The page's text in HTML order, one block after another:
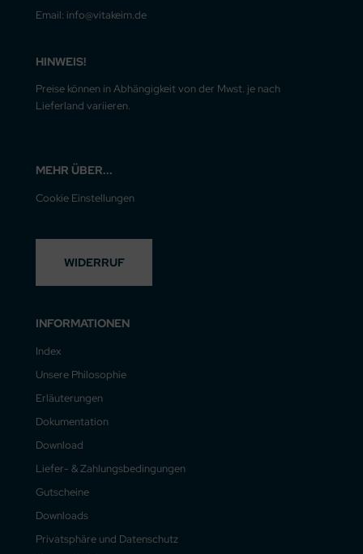
Email: info@vitakeim.de
HINWEIS!
Preise können in Abhängigkeit von der Mwst. je nach
Lieferland variieren.
MEHR ÜBER...
Cookie Einstellungen
WIDERRUF
INFORMATIONEN
Index
Unsere Philosophie
Erläuterungen
Dokumentation
Download
Liefer- & Zahlungsbedingungen
Gutscheine
Downloads
Privatsphäre und Datenschutz